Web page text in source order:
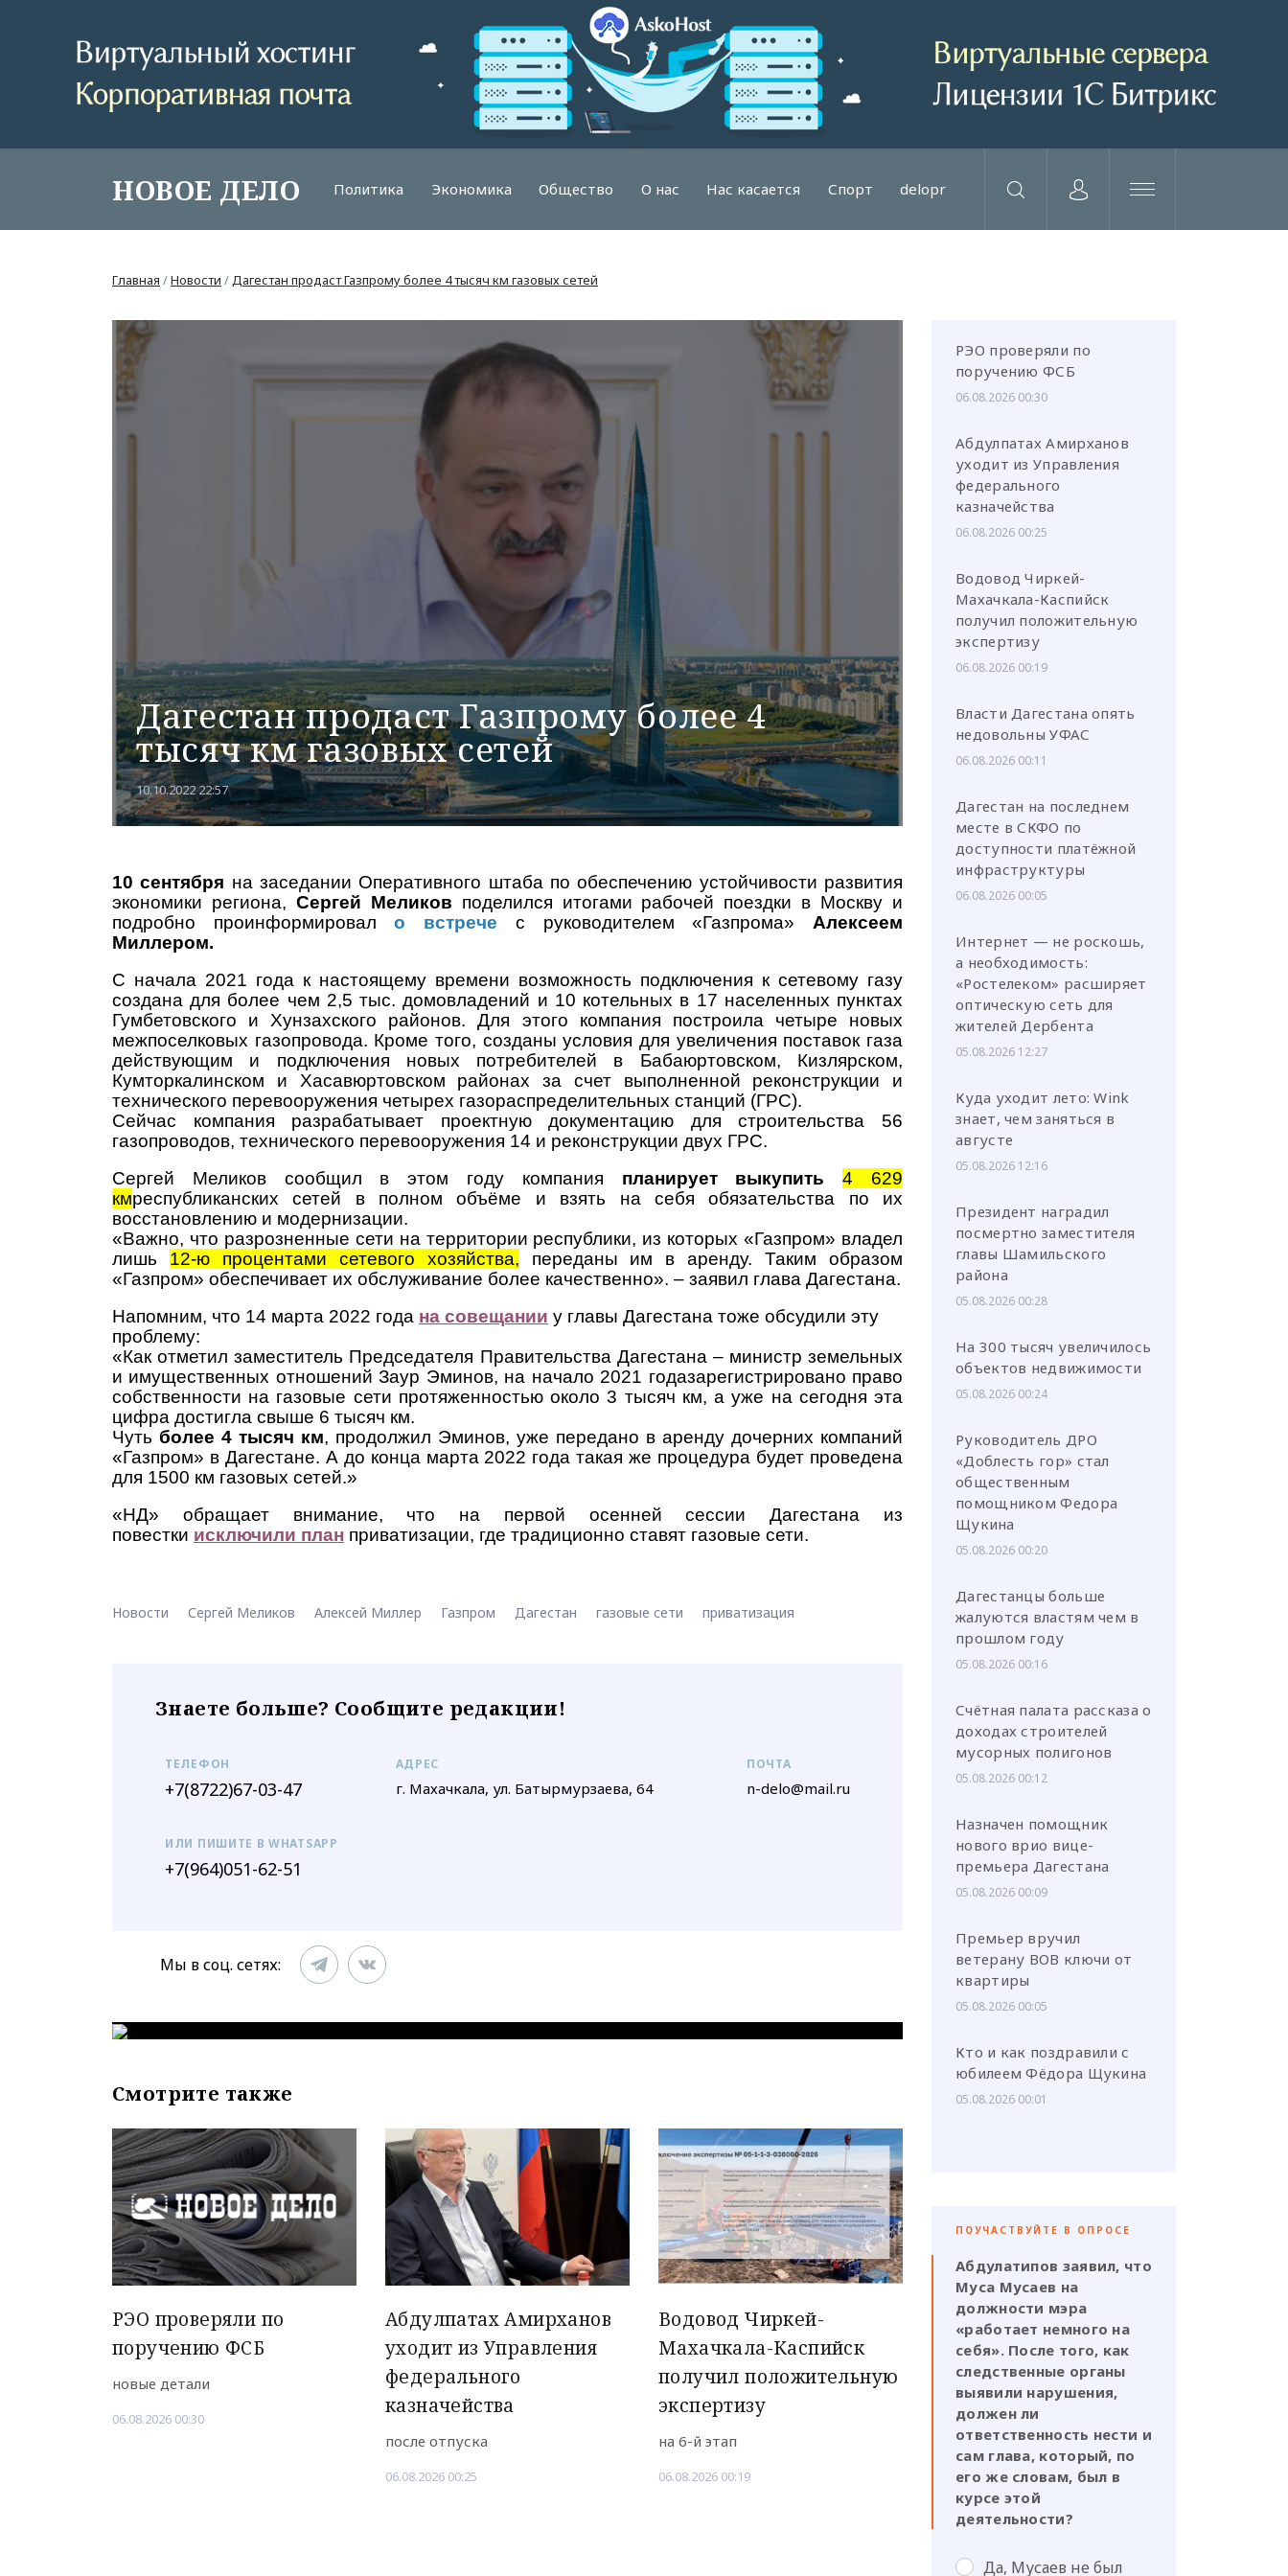
НОВОЕ ДЕЛО Политика Экономика Общество О нас Нас касается Спорт delopr
Главная /Новости /Дагестан продаст Газпрому более 4 тысяч км газовых сетей
Дагестан продаст Газпрому более 4
тысяч км газовых сетей
10.10.2022 22:57
10 сентября на заседании Оперативного штаба по обеспечению устойчивости развития
экономики региона, Сергей Меликов поделился итогами рабочей поездки в Москву и
подробно проинформировало встрече с руководителем «Газпрома»Алексеем
Миллером.
С начала 2021 года к настоящему времени возможность подключения к сетевому газу
создана для более чем 2,5 тыс. домовладений и 10 котельных в 17 населенных пунктах
Гумбетовского и Хунзахского районов. Для этого компания построила четыре новых
межпоселковых газопровода. Кроме того, созданы условия для увеличения поставок газа
действующим и подключения новых потребителей в Бабаюртовском, Кизлярском,
Кумторкалинском и Хасавюртовском районах за счет выполненной реконструкции и
технического перевооружения четырех газораспределительных станций (ГРС).
Сейчас компания разрабатывает проектную документацию для строительства 56
газопроводов, технического перевооружения 14 и реконструкции двух ГРС.
Сергей Меликов сообщил в этом году компания планирует выкупить
4 629
кмреспубликанских сетей в полном объёме и взять на себя обязательства по их
восстановлению и модернизации.
«Важно, что разрозненные сети на территории республики, из которых «Газпром» владел
лишь 12-ю процентами сетевого хозяйства, переданы им в аренду. Таким образом
«Газпром» обеспечивает их обслуживание более качественно». – заявил глава Дагестана.
Напомним, что 14 марта 2022 года на совещании у главы Дагестана тоже обсудили эту
проблему:
«Как отметил заместитель Председателя Правительства Дагестана – министр земельных
и имущественных отношений Заур Эминов, на начало 2021 годазарегистрировано право
собственности на газовые сети протяженностью около 3 тысяч км, а уже на сегодня эта
цифра достигла свыше 6 тысяч км.
Чуть более 4 тысяч км, продолжил Эминов, уже передано в аренду дочерних компаний
«Газпром» в Дагестане. А до конца марта 2022 года такая же процедура будет проведена
для 1500 км газовых сетей.»
«НД» обращает внимание, что на первой осенней сессии Дагестана из
повестки исключили план приватизации, где традиционно ставят газовые сети.
Новости Сергей Меликов Алексей Миллер Газпром Дагестан газовые сети приватизация
Знаете больше? Сообщите редакции!
ТЕЛЕФОН
+7(8722)67-03-47
АДРЕС
г. Махачкала, ул. Батырмурзаева, 64
ПОЧТА
n-delo@mail.ru
ИЛИ ПИШИТЕ В WHATSAPP
+7(964)051-62-51
Мы в соц. сетях:
Смотрите также
РЭО проверяли по
поручению ФСБ
новые детали
06.08.2026 00:30
Абдулпатах Амирханов
уходит из Управления
федерального
казначейства
после отпуска
06.08.2026 00:25
Водовод Чиркей-
Махачкала-Каспийск
получил положительную
экспертизу
на 6-й этап
06.08.2026 00:19
РЭО проверяли по
поручению ФСБ
06.08.2026 00:30
Абдулпатах Амирханов
уходит из Управления
федерального
казначейства
06.08.2026 00:25
Водовод Чиркей-
Махачкала-Каспийск
получил положительную
экспертизу
06.08.2026 00:19
Власти Дагестана опять
недовольны УФАС
06.08.2026 00:11
Дагестан на последнем
месте в СКФО по
доступности платёжной
инфраструктуры
06.08.2026 00:05
Интернет — не роскошь,
а необходимость:
«Ростелеком» расширяет
оптическую сеть для
жителей Дербента
05.08.2026 12:27
Куда уходит лето: Wink
знает, чем заняться в
августе
05.08.2026 12:16
Президент наградил
посмертно заместителя
главы Шамильского
района
05.08.2026 00:28
На 300 тысяч увеличилось
объектов недвижимости
05.08.2026 00:24
Руководитель ДРО
«Доблесть гор» стал
общественным
помощником Федора
Щукина
05.08.2026 00:20
Дагестанцы больше
жалуются властям чем в
прошлом году
05.08.2026 00:16
Счётная палата рассказа о
доходах строителей
мусорных полигонов
05.08.2026 00:12
Назначен помощник
нового врио вице-
премьера Дагестана
05.08.2026 00:09
Премьер вручил
ветерану ВОВ ключи от
квартиры
05.08.2026 00:05
Кто и как поздравили с
юбилеем Фёдора Щукина
05.08.2026 00:01
ПОУЧАСТВУЙТЕ В ОПРОСЕ
Абдулатипов заявил, что
Муса Мусаев на
должности мэра
«работает немного на
себя». После того, как
следственные органы
выявили нарушения,
должен ли
ответственность нести и
сам глава, который, по
его же словам, был в
курсе этой
деятельности?
Да, Мусаев не был